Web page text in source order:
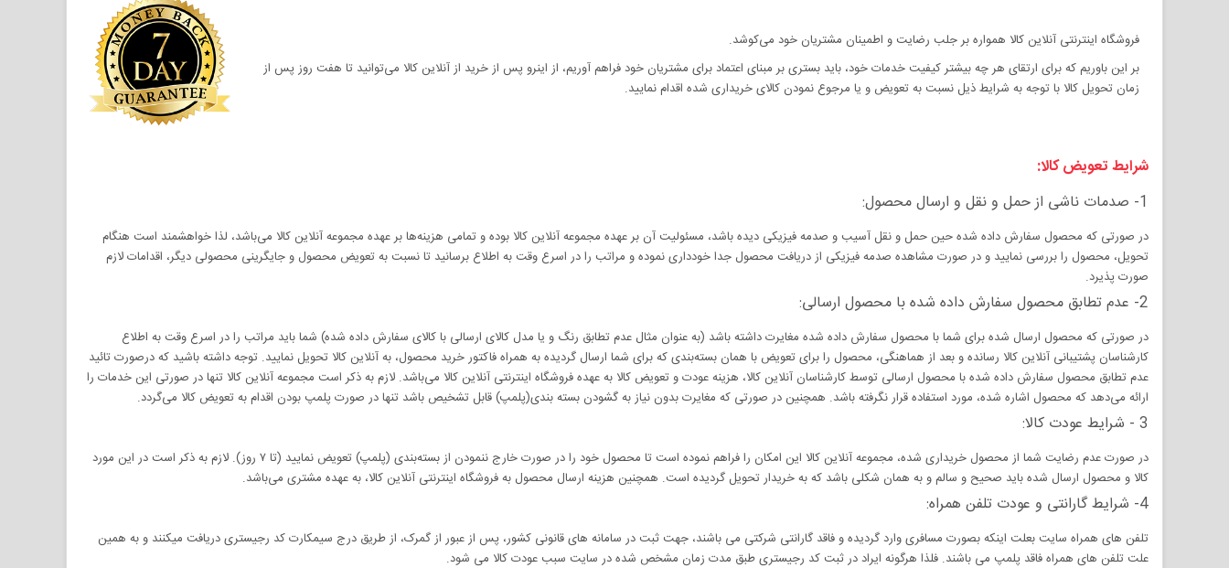
فروشگاه اینترنتی آنلاین کالا همواره بر جلب رضایت و اطمینان مشتریان خود می‌کوشد.
بر این باوریم که برای ارتقای هر چه بیشتر کیفیت خدمات خود، باید بستری بر مبنای اعتماد برای مشتریان خود فراهم آوریم، از اینرو پس از خرید از آنلاین کالا می‌توانید تا هفت روز پس از
زمان تحویل کالا با توجه به شرایط ذیل نسبت به تعویض و یا مرجوع نمودن کالای خریداری شده اقدام نمایید.
شرایط تعویض کالا:
1- صدمات ناشی از حمل و نقل و ارسال محصول:
در صورتی که محصول سفارش داده شده حین حمل و نقل آسیب و صدمه فیزیکی دیده باشد، مسئولیت آن بر عهده مجموعه آنلاین کالا بوده و تمامی هزینه‌ها بر عهده مجموعه آنلاین کالا می‌باشد، لذا خواهشمند است هنگام
تحویل، محصول را بررسی نمایید و در صورت مشاهده صدمه فیزیکی از دریافت محصول جدا خودداری نموده و مراتب را در اسرع وقت به اطلاع برسانید تا نسبت به تعویض محصول و جایگرینی محصولی دیگر، اقدامات لازم
صورت پذیرد.
2- عدم تطابق محصول سفارش داده شده با محصول ارسالی:
در صورتی که محصول ارسال شده برای شما با محصول سفارش داده شده مغایرت داشته باشد (به عنوان مثال عدم تطابق رنگ و یا مدل کالای ارسالی با کالای سفارش داده شده) شما باید مراتب را در اسرع وقت به اطلاع
کارشناسان پشتیبانی آنلاین کالا رسانده و بعد از هماهنگی، محصول را برای تعویض با همان بسته‌بندی که برای شما ارسال گردیده به همراه فاکتور خرید محصول، به آنلاین کالا تحویل نمایید. توجه داشته باشید که درصورت تائید
عدم تطابق محصول سفارش داده شده با محصول ارسالی توسط کارشناسان آنلاین کالا، هزینه عودت و تعویض کالا به عهده فروشگاه اینترنتی آنلاین کالا می‌­باشد. لازم به ذکر است مجموعه آنلاین کالا تنها در صورتی این خدمات را
ارائه می‌دهد که محصول اشاره شده، مورد استفاده قرار نگرفته باشد. همچنین در صورتی که مغایرت بدون نیاز به گشودن بسته بندی(پلمپ) قابل تشخیص باشد تنها در صورت پلمپ بودن اقدام به تعویض کالا می‌گردد.
3 - شرایط عودت کالا:
در صورت عدم رضایت شما از محصول خریداری شده، مجموعه آنلاین کالا این امکان را فراهم نموده است تا محصول خود را در صورت خارج ننمودن از بسته‌بندی (پلمپ) تعویض نمایید (تا ۷ روز). لازم به ذکر است در این مورد
کالا و محصول ارسال شده باید صحیح و سالم و به همان شکلی باشد که به خریدار تحویل گردیده است. همچنین هزینه ارسال محصول به فروشگاه اینترنتی آنلاین کالا، به عهده مشتری می‌باشد.
4- شرایط گارانتی و عودت تلفن همراه:
تلفن های همراه سایت بعلت اینکه بصورت مسافری وارد گردیده و فاقد گارانتی شرکتی می باشند، جهت ثبت در سامانه های قانونی کشور، پس از عبور از گمرک، از طریق درج سیمکارت کد رجیستری دریافت میکنند و به همین
علت تلفن های همراه فاقد پلمپ می باشند. فلذا هرگونه ایراد در ثبت کد رجیستری طبق مدت زمان مشخص شده در سایت سبب عودت کالا می شود.